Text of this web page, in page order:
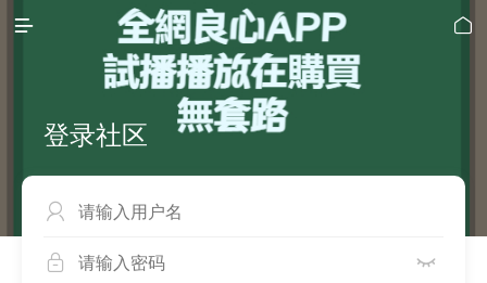
 
登录社区

 